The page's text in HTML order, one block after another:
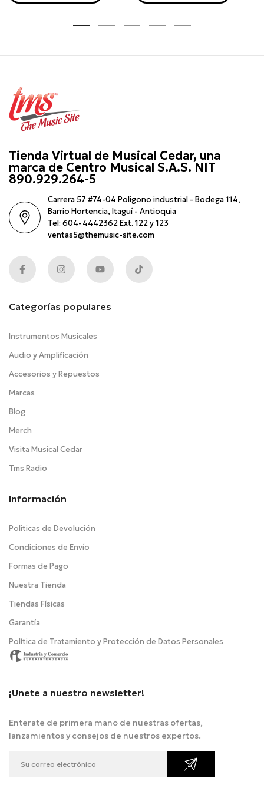
Tienda Virtual de Musical Cedar, una
marca de Centro Musical S.A.S. NIT
890.929.264-5
Carrera 57 #74-04 Poligono industrial - Bodega 114,
Barrio Hortencia, Itaguí - Antioquia
Tel: 604-4442362 Ext. 122 y 123
ventas5@themusic-site.com
Categorías populares
Instrumentos Musicales
Audio y Amplificación
Accesorios y Repuestos
Marcas
Blog
Merch
Visita Musical Cedar
Tms Radio
Información
Politicas de Devolución
Condiciones de Envío
Formas de Pago
Nuestra Tienda
Tiendas Físicas
Garantía
Política de Tratamiento y Protección de Datos Personales
¡Unete a nuestro newsletter!
Enterate de primera mano de nuestras ofertas,
lanzamientos y consejos de nuestros expertos.